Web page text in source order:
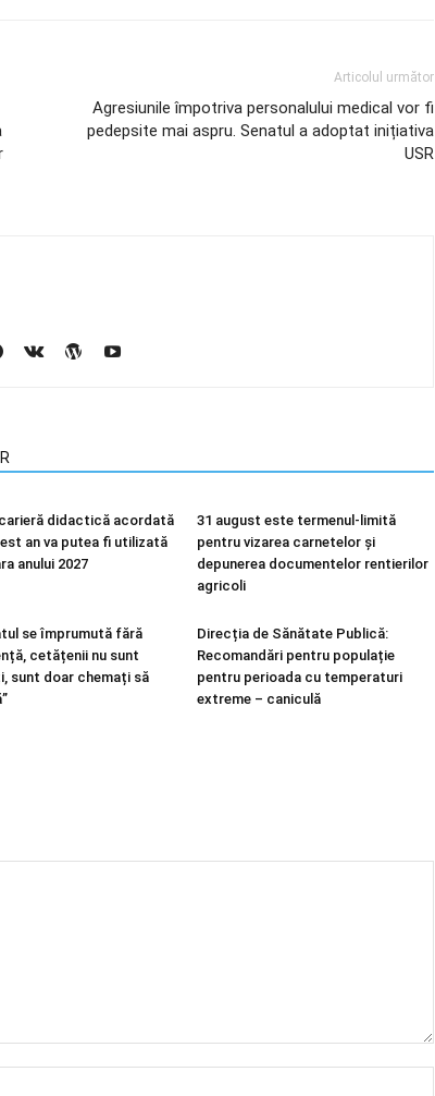
Articolul următor
Agresiunile împotriva personalului medical vor fi
pedepsite mai aspru. Senatul a adoptat inițiativa
USR
didactică acordată
an va putea fi utilizată
anului 2027
31 august este termenul-limită
pentru vizarea carnetelor și
depunerea documentelor rentierilor
agricoli
se împrumută fără
cetățenii nu sunt
sunt doar chemați să
Direcția de Sănătate Publică:
Recomandări pentru populație
pentru perioada cu temperaturi
extreme – caniculă